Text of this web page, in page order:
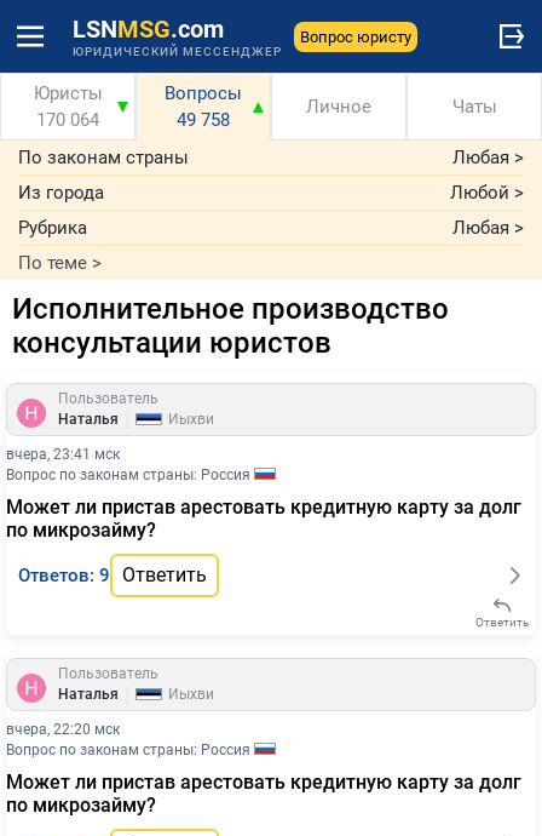
LSNMSG.com
ЮРИДИЧЕСКИЙ МЕССЕНДЖЕР
Вопрос юристу
Юристы
170 064
▼
Вопросы
49 758
▲ Личное Чаты
По законам страны Любая >
Из города
Любой >
Рубрика
Любая >
По теме >
Исполнительное производство
консультации юристов
Пользователь
Наталья
Йыхви
вчера, 23:41 мск
Вопрос по законам страны: Россия
Может ли пристав арестовать кредитную карту за долг
по микрозайму?
Ответов: 9 Ответить
Ответить
Пользователь
Наталья
Йыхви
вчера, 22:20 мск
Вопрос по законам страны: Россия
Может ли пристав арестовать кредитную карту за долг
по микрозайму?